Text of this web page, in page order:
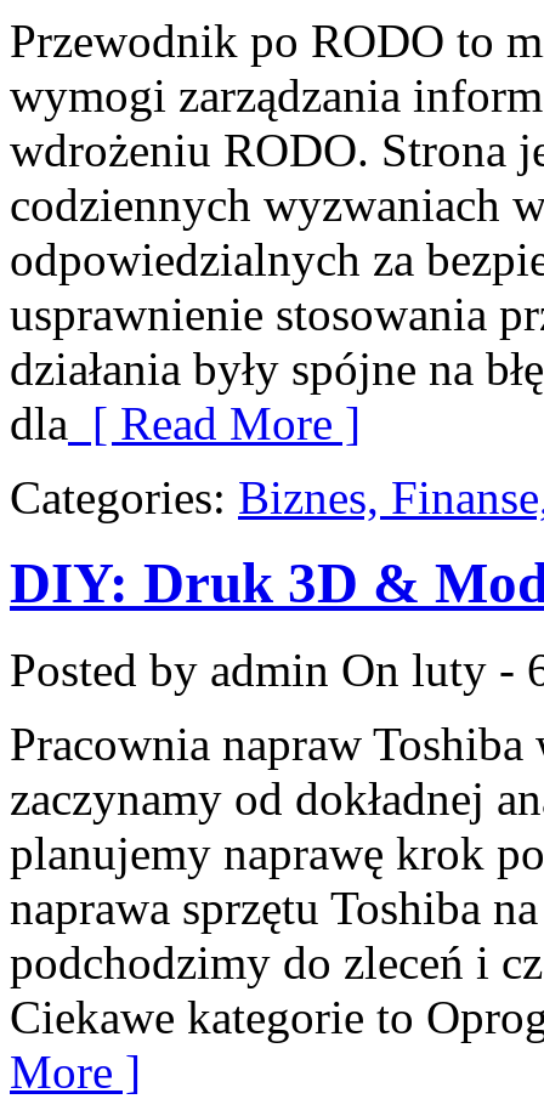
Przewodnik po RODO to
wymogi zarządzania
wdrożeniu RODO. Strona
codziennych wyzwaniach
odpowiedzialnych za
usprawnienie stosowania
działania były spójne na
dla [ Read More ]
Categories: Biznes,
DIY: Druk 3D &
Posted by admin On luty -
Pracownia napraw
zaczynamy od dokładnej
planujemy naprawę krok
naprawa sprzętu Toshiba
podchodzimy do zleceń i
Ciekawe kategorie to
More ]